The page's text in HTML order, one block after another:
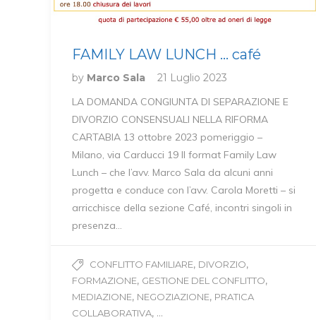
FAMILY LAW LUNCH … café
by Marco Sala
21 Luglio 2023
LA DOMANDA CONGIUNTA DI SEPARAZIONE E
DIVORZIO CONSENSUALI NELLA RIFORMA
CARTABIA 13 ottobre 2023 pomeriggio –
Milano, via Carducci 19 Il format Family Law
Lunch – che l’avv. Marco Sala da alcuni anni
progetta e conduce con l’avv. Carola Moretti – si
arricchisce della sezione Café, incontri singoli in
presenza…
CONFLITTO FAMILIARE, DIVORZIO,
FORMAZIONE, GESTIONE DEL CONFLITTO,
MEDIAZIONE, NEGOZIAZIONE, PRATICA
COLLABORATIVA, ...